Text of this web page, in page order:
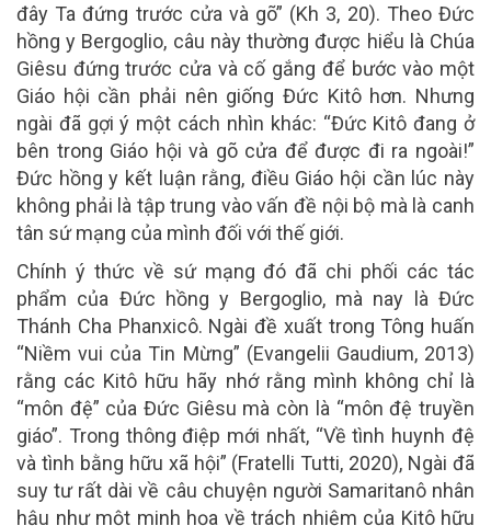
đây Ta đứng trước cửa và gõ” (Kh 3, 20). Theo Đức
hồng y Bergoglio, câu này thường được hiểu là Chúa
Giêsu đứng trước cửa và cố gắng để bước vào một
Giáo hội cần phải nên giống Đức Kitô hơn. Nhưng
ngài đã gợi ý một cách nhìn khác: “Đức Kitô đang ở
bên trong Giáo hội và gõ cửa để được đi ra ngoài!”
Đức hồng y kết luận rằng, điều Giáo hội cần lúc này
không phải là tập trung vào vấn đề nội bộ mà là canh
tân sứ mạng của mình đối với thế giới.
Chính ý thức về sứ mạng đó đã chi phối các tác
phẩm của Đức hồng y Bergoglio, mà nay là Đức
Thánh Cha Phanxicô. Ngài đề xuất trong Tông huấn
“Niềm vui của Tin Mừng” (Evangelii Gaudium, 2013)
rằng các Kitô hữu hãy nhớ rằng mình không chỉ là
“môn đệ” của Đức Giêsu mà còn là “môn đệ truyền
giáo”. Trong thông điệp mới nhất, “Về tình huynh đệ
và tình bằng hữu xã hội” (Fratelli Tutti, 2020), Ngài đã
suy tư rất dài về câu chuyện người Samaritanô nhân
hậu như một minh họa về trách nhiệm của Kitô hữu